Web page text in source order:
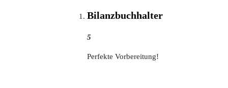
Bilanzbuchhalter
5
Per­fek­te Vorbereitung!